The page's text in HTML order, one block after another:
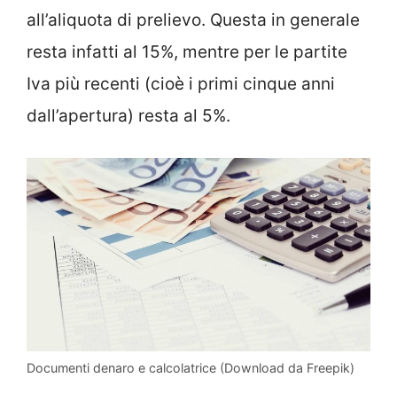
all’aliquota di prelievo. Questa in generale
resta infatti al 15%, mentre per le partite
Iva più recenti (cioè i primi cinque anni
dall’apertura) resta al 5%.
Documenti denaro e calcolatrice (Download da Freepik)